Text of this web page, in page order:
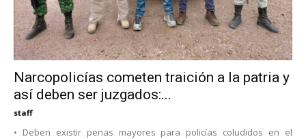
Narcopolicías cometen traición a la patria y
así deben ser juzgados:...
staff
• Deben existir penas mayores para policías coludidos en el